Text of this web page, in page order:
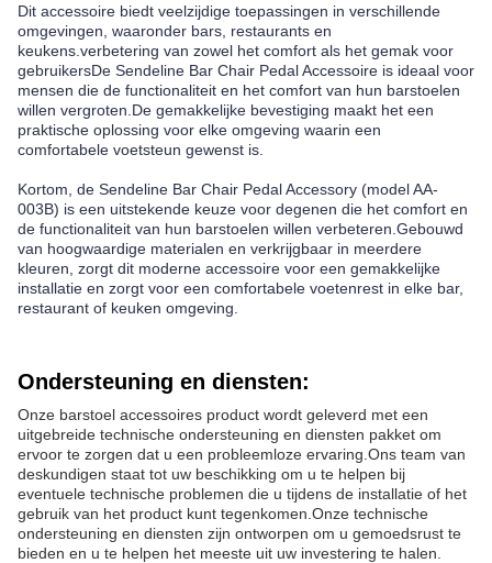
Dit accessoire biedt veelzijdige toepassingen in verschillende
omgevingen, waaronder bars, restaurants en
keukens.verbetering van zowel het comfort als het gemak voor
gebruikersDe Sendeline Bar Chair Pedal Accessoire is ideaal voor
mensen die de functionaliteit en het comfort van hun barstoelen
willen vergroten.De gemakkelijke bevestiging maakt het een
praktische oplossing voor elke omgeving waarin een
comfortabele voetsteun gewenst is.
Kortom, de Sendeline Bar Chair Pedal Accessory (model AA-
003B) is een uitstekende keuze voor degenen die het comfort en
de functionaliteit van hun barstoelen willen verbeteren.Gebouwd
van hoogwaardige materialen en verkrijgbaar in meerdere
kleuren, zorgt dit moderne accessoire voor een gemakkelijke
installatie en zorgt voor een comfortabele voetenrest in elke bar,
restaurant of keuken omgeving.
Ondersteuning en diensten:
Onze barstoel accessoires product wordt geleverd met een
uitgebreide technische ondersteuning en diensten pakket om
ervoor te zorgen dat u een probleemloze ervaring.Ons team van
deskundigen staat tot uw beschikking om u te helpen bij
eventuele technische problemen die u tijdens de installatie of het
gebruik van het product kunt tegenkomen.Onze technische
ondersteuning en diensten zijn ontworpen om u gemoedsrust te
bieden en u te helpen het meeste uit uw investering te halen.